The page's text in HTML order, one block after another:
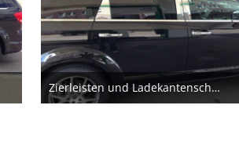
Zierleisten und Ladekantenschutz
21. Juni 2013